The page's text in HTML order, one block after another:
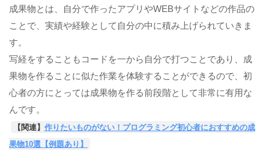
成果物とは、自分で作ったアプリやWEBサイトなどの作品の
ことで、実績や経験として自分の中に積み上げられていきま
す。
写経をすることもコードを一から自分で打つことであり、成
果物を作ることに似た作業を体験することができるので、初
心者の方にとっては成果物を作る前段階として非常に有用な
んです。
【関連】 作りたいものがない！プログラミング初心者におすすめの成
果物10選【例題あり】